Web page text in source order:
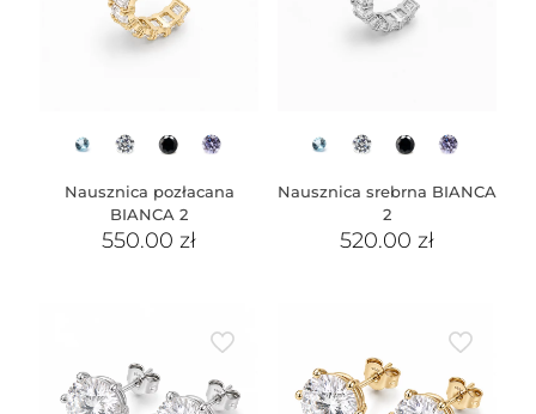
Nausznica pozłacana
BIANCA 2
550.00zł
Nausznica srebrna BIANCA
2
520.00 zł